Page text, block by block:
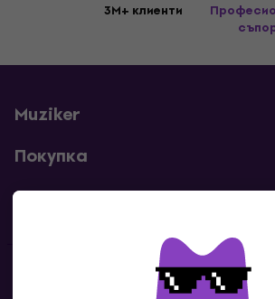
3M+ клиенти
Muziker
Покупка
Полезни линкове
Контакти